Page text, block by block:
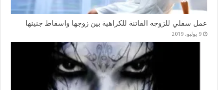
عمل سفلي للزوجه الفاتنة للكراهية بين زوجها واسقاط جنينها
9 يوليو، 2019